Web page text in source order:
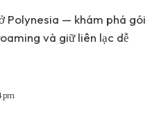
Polynesia — khám phá gói
và giữ liên lạc dễ
pm